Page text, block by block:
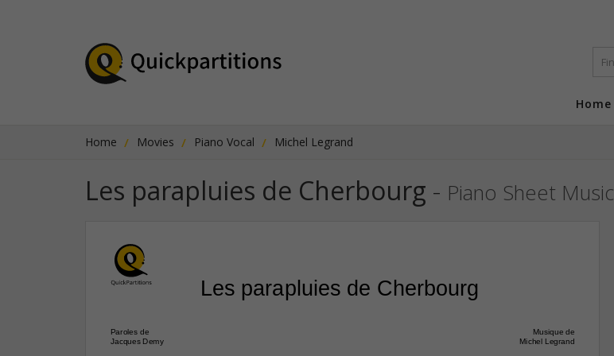
Home
Home Movies Piano Vocal Michel Legrand
Les parapluies de Cherbourg - Piano Sheet Music
Les parapluies de Cherbourg
Paroles de
Jacques Demy
Musique de
Michel Legrand